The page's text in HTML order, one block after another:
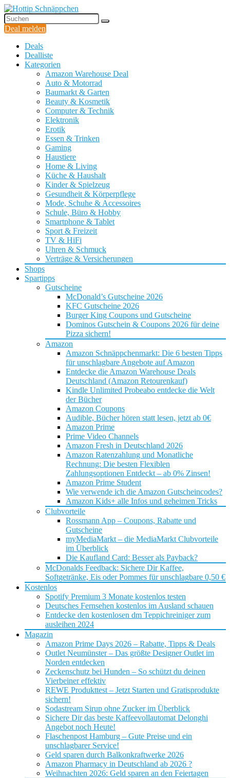
Deal melden
Deals
Dealliste
Kategorien
Amazon Warehouse Deal
Auto & Motorrad
Baumarkt & Garten
Beauty & Kosmetik
Computer & Technik
Elektronik
Erotik
Essen & Trinken
Gaming
Haustiere
Home & Living
Küche & Haushalt
Kinder & Spielzeug
Gesundheit & Körperpflege
Mode, Schuhe & Accessoires
Schule, Büro & Hobby
Smartphone & Tablet
Sport & Freizeit
TV & HiFi
Uhren & Schmuck
Verträge & Versicherungen
Shops
Spartipps
Gutscheine
McDonald’s Gutscheine 2026
KFC Gutscheine 2026
Burger King Coupons und Gutscheine
Dominos Gutschein & Coupons 2026 für deine
Pizza sichern!
Amazon
Amazon Schnäppchenmarkt: Die 6 besten Tipps
für unschlagbare Angebote auf Amazon
Entdecke die Amazon Warehouse Deals
Deutschland (Amazon Retourenkauf)
Kindle Unlimited Probeabo entdecke die Welt
der Bücher
Amazon Coupons
Audible, Bücher hören statt lesen, jetzt ab 0€
Amazon Prime
Prime Video Channels
Amazon Fresh in Deutschland 2026
Amazon Ratenzahlung und Monatliche
Rechnung: Die besten Flexiblen
Zahlungsoptionen Entdeckt – ab 0% Zinsen!
Amazon Prime Student
Wie verwende ich die Amazon Gutscheincodes?
Amazon Kids+ alle Infos und geheimen Tricks
Clubvorteile
Rossmann App – Coupons, Rabatte und
Gutscheine
myMediaMarkt – die MediaMarkt Clubvorteile
im Überblick
Die Kaufland Card: Besser als Payback?
McDonalds Feedback: Sichere Dir Kaffee,
Softgetränke, Eis oder Pommes für unschlagbare 0,50 €
Kostenlos
Spotify Premium 3 Monate kostenlos testen
Deutsches Fernsehen kostenlos im Ausland schauen
Entdecke den kostenlosen dm Teppichreiniger zum
ausleihen 2024
Magazin
Amazon Prime Days 2026 – Rabatte, Tipps & Deals
Outlet Neumünster – Das größte Designer Outlet im
Norden entdecken
Zeckenschutz bei Hunden – So schützt du deinen
Vierbeiner effektiv
REWE Produkttest – Jetzt Starten und Gratisprodukte
sichern!
Sodastream Sirup ohne Zucker im Überblick
Sichere Dir das beste Kaffeevollautomat Delonghi
Angebot noch Heute!
Flaschenpost Hamburg – Gute Preise und ein
unschlagbarer Service!
Geld sparen durch Balkonkraftwerke 2026
Amazon Pharmacy in Deutschland ab 2026 ?
Weihnachten 2026: Geld sparen an den Feiertagen